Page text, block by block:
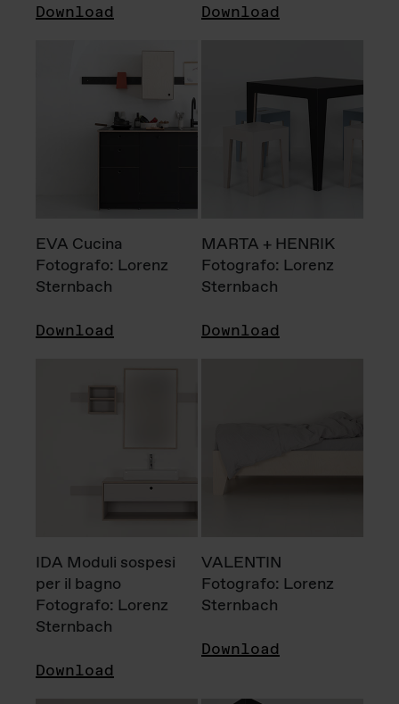
Download Download
EVA Cucina
Fotografo: Lorenz
Sternbach
Download
MARTA + HENRIK
Fotografo: Lorenz
Sternbach
Download
IDA Moduli sospesi
per il bagno
Fotografo: Lorenz
Sternbach
Download
VALENTIN
Fotografo: Lorenz
Sternbach
Download